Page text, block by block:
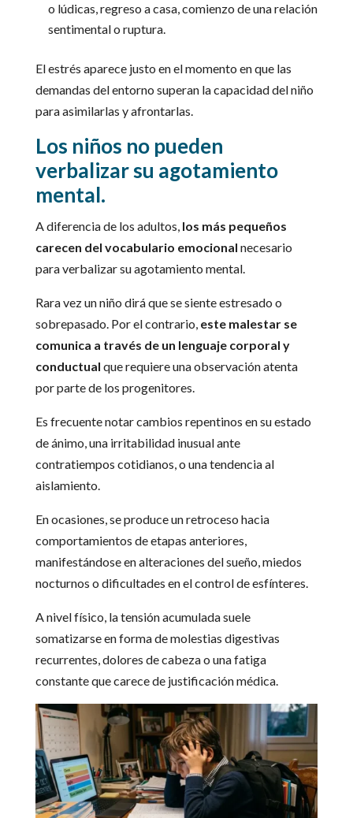
o lúdicas, regreso a casa, comienzo de una relación
sentimental o ruptura.
El estrés aparece justo en el momento en que las
demandas del entorno superan la capacidad del niño
para asimilarlas y afrontarlas.
Los niños no pueden
verbalizar su agotamiento
mental.
A diferencia de los adultos, los más pequeños
carecen del vocabulario emocional necesario
para verbalizar su agotamiento mental.
Rara vez un niño dirá que se siente estresado o
sobrepasado. Por el contrario, este malestar se
comunica a través de un lenguaje corporal y
conductual que requiere una observación atenta
por parte de los progenitores.
Es frecuente notar cambios repentinos en su estado
de ánimo, una irritabilidad inusual ante
contratiempos cotidianos, o una tendencia al
aislamiento.
En ocasiones, se produce un retroceso hacia
comportamientos de etapas anteriores,
manifestándose en alteraciones del sueño, miedos
nocturnos o dificultades en el control de esfínteres.
A nivel físico, la tensión acumulada suele
somatizarse en forma de molestias digestivas
recurrentes, dolores de cabeza o una fatiga
constante que carece de justificación médica.